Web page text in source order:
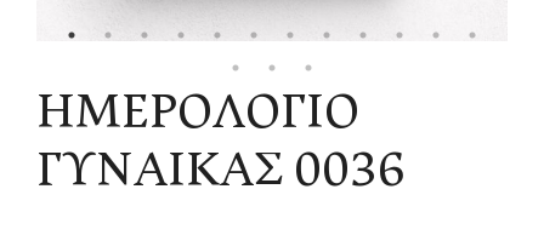
ΗΜΕΡΟΛΟΓΙΟ
ΓΥΝΑΙΚΑΣ 0036